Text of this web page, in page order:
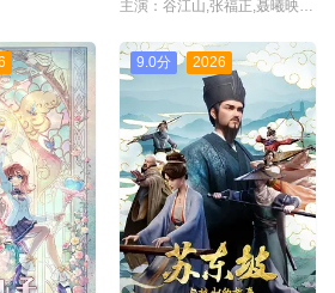
主演：谷江山,张福正,聂曦映,李楠,姜贺,赵熠彤,若瑾
9.0分 2026